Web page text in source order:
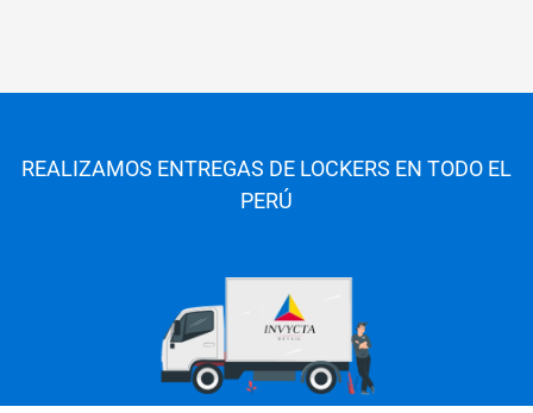
REALIZAMOS ENTREGAS DE LOCKERS EN TODO EL
PERÚ